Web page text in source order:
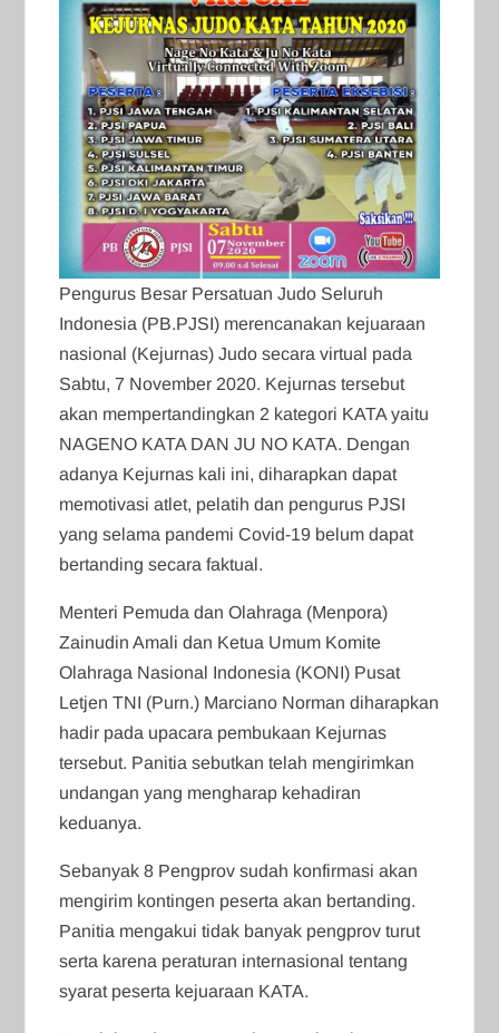
Pengurus Besar Persatuan Judo Seluruh
Indonesia (PB.PJSI) merencanakan kejuaraan
nasional (Kejurnas) Judo secara virtual pada
Sabtu, 7 November 2020. Kejurnas tersebut
akan mempertandingkan 2 kategori KATA yaitu
NAGENO KATA DAN JU NO KATA. Dengan
adanya Kejurnas kali ini, diharapkan dapat
memotivasi atlet, pelatih dan pengurus PJSI
yang selama pandemi Covid-19 belum dapat
bertanding secara faktual.
Menteri Pemuda dan Olahraga (Menpora)
Zainudin Amali dan Ketua Umum Komite
Olahraga Nasional Indonesia (KONI) Pusat
Letjen TNI (Purn.) Marciano Norman diharapkan
hadir pada upacara pembukaan Kejurnas
tersebut. Panitia sebutkan telah mengirimkan
undangan yang mengharap kehadiran
keduanya.
Sebanyak 8 Pengprov sudah konfirmasi akan
mengirim kontingen peserta akan bertanding.
Panitia mengakui tidak banyak pengprov turut
serta karena peraturan internasional tentang
syarat peserta kejuaraan KATA.